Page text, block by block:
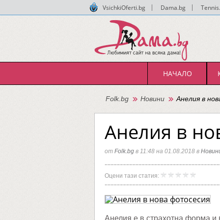
VsichkiOferti.bg Dama.bg
НАЧАЛО
Folk.bg Новини Анелия в
Анелия в
от Folk.bg в 11:48 на 01.08.2018 в
Оцени тази статия:
нова
Анелия e в страхотна форма и